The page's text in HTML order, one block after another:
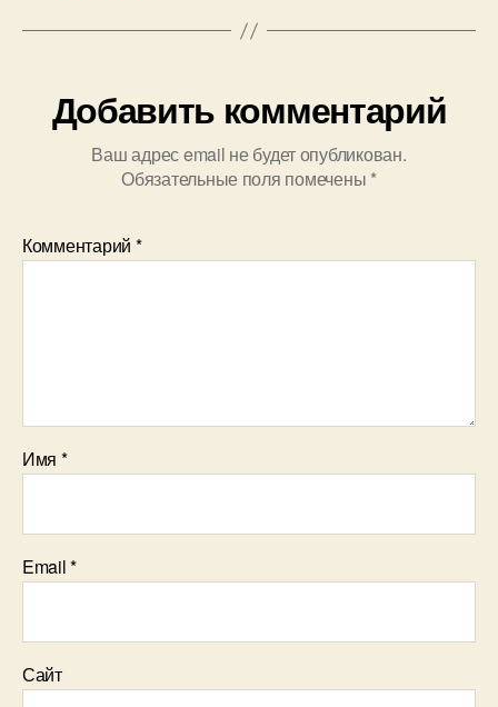
Добавить комментарий
Ваш адрес email не будет опубликован.
Обязательные поля помечены *
Комментарий *
Имя *
Email*
Сайт